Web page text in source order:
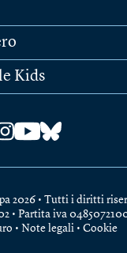
Kids
2026 • Tutti i diritti
• Partita iva
• Note legali • Cookie